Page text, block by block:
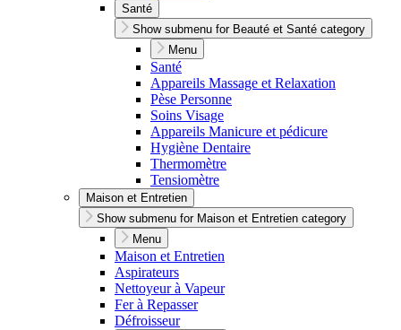
Santé
Show submenu for Beauté et Santé category
Menu
Santé
Appareils Massage et Relaxation
Pèse Personne
Soins Visage
Appareils Manicure et pédicure
Hygiène Dentaire
Thermomètre
Tensiomètre
Maison et Entretien
Show submenu for Maison et Entretien category
Menu
Maison et Entretien
Aspirateurs
Nettoyeur à Vapeur
Fer à Repasser
Défroisseur